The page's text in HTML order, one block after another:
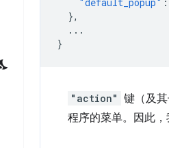
},
...
}
"action" 键（及
程序的菜单。因此